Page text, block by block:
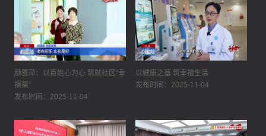
颜雅萍：以百姓心为心 筑就社区“幸
福巢”
发布时间：2025-11-04
以健康之基 筑幸福生活
发布时间：2025-11-04